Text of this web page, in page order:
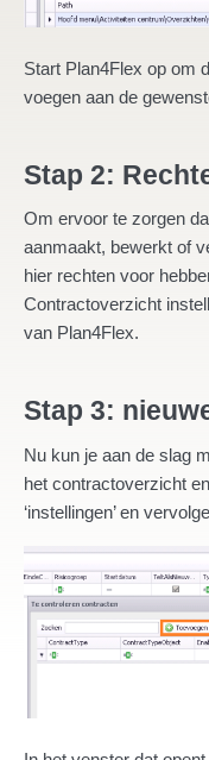
Start Plan4Flex op om
voegen aan de
Stap 2:
Om ervoor te zorgen
aanmaakt, bewerkt of
hier rechten voor
Contractoverzicht
van Plan4Flex.
Stap 3:
Nu kun je aan de slag
het contractoverzicht
‘instellingen’ en